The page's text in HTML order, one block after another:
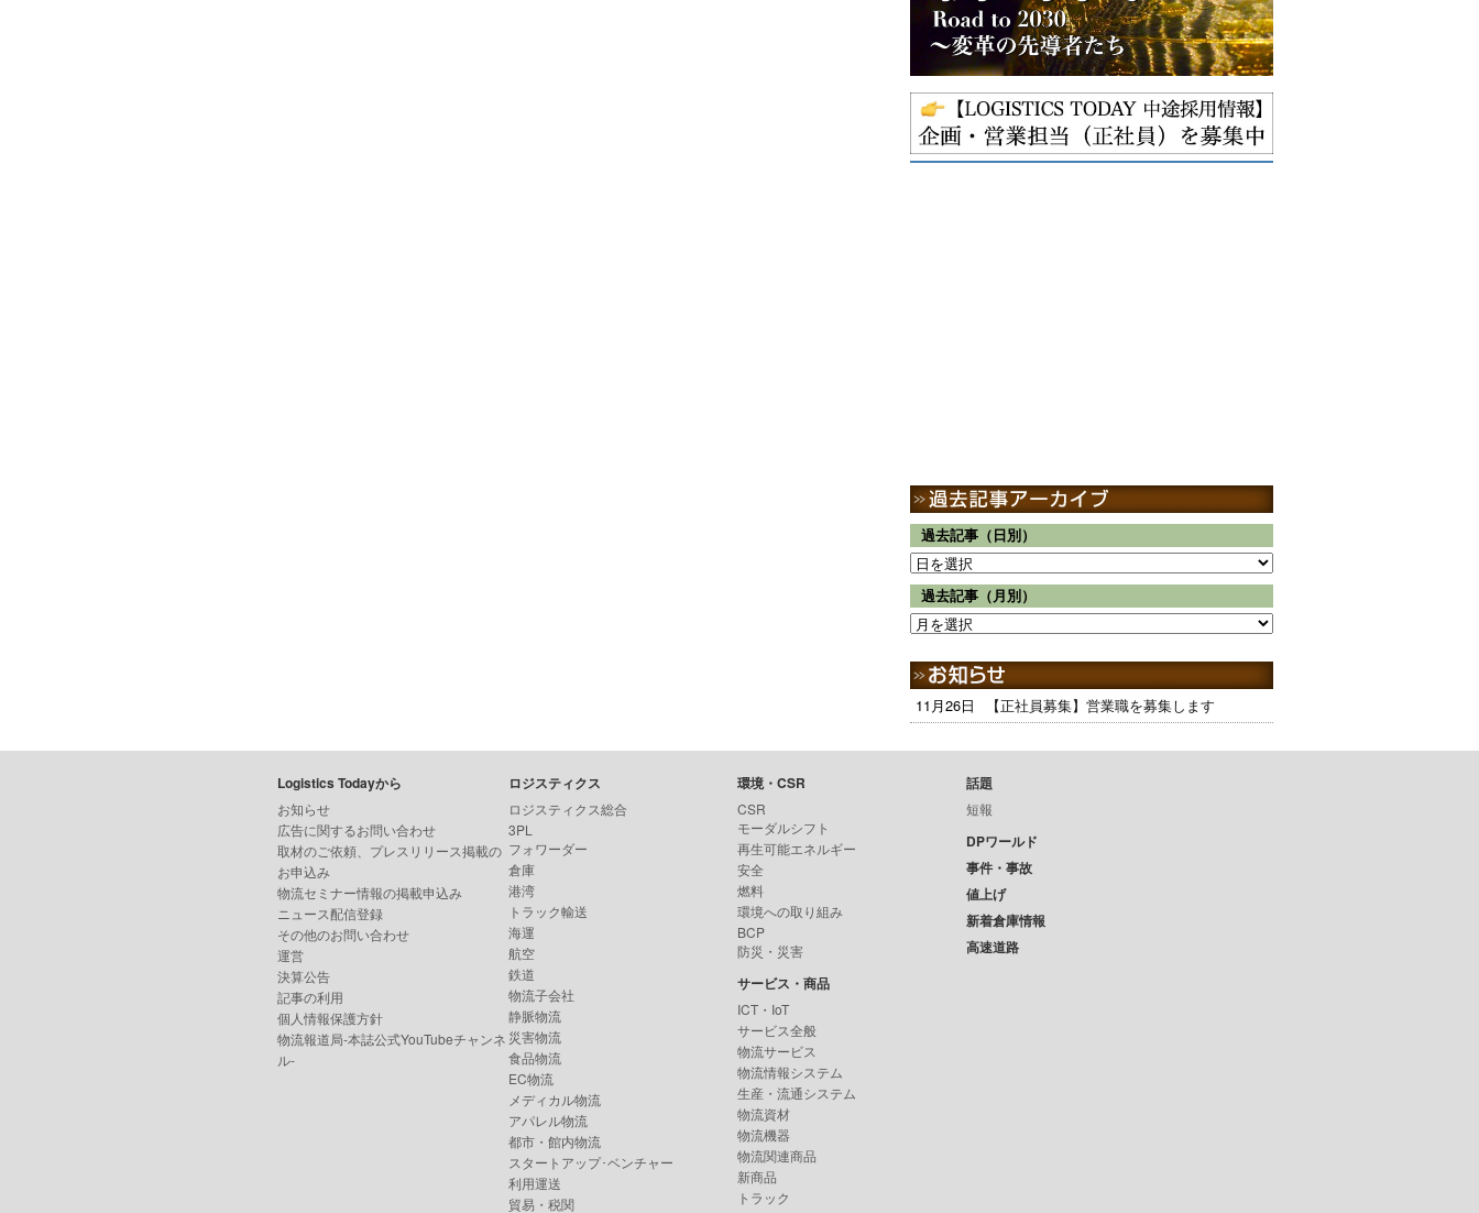
過去記事（日別）
過去記事（月別）
11月26日 【正社員募集】営業職を募集します
Logistics Todayから
お知らせ
広告に関するお問い合わせ
取材のご依頼、プレスリリース掲載の
お申込み
物流セミナー情報の掲載申込み
ニュース配信登録
その他のお問い合わせ
運営
決算公告
記事の利用
個人情報保護方針
物流報道局-本誌公式YouTubeチャンネ
ル-
ロジスティクス
ロジスティクス総合
3PL
フォワーダー
倉庫
港湾
トラック輸送
海運
航空
鉄道
物流子会社
静脈物流
災害物流
食品物流
EC物流
メディカル物流
アパレル物流
都市・館内物流
スタートアップ･ベンチャー
利用運送
貿易・税関
環境・CSR
CSR
モーダルシフト
再生可能エネルギー
安全
燃料
環境への取り組み
BCP
防災・災害
サービス・商品
ICT・IoT
サービス全般
物流サービス
物流情報システム
生産・流通システム
物流資材
物流機器
物流関連商品
新商品
トラック
話題
短報
DPワールド
事件・事故
値上げ
新着倉庫情報
高速道路